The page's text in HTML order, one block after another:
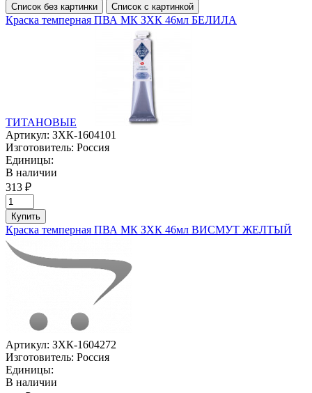
Список без картинки Список с картинкой
Краска темперная ПВА МК ЗХК 46мл БЕЛИЛА
ТИТАНОВЫЕ
Артикул: ЗХК-1604101
Изготовитель: Россия
Единицы:
В наличии
313 ₽
Купить
Краска темперная ПВА МК ЗХК 46мл ВИСМУТ ЖЕЛТЫЙ
Артикул: ЗХК-1604272
Изготовитель: Россия
Единицы:
В наличии